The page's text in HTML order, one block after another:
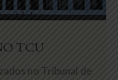
TCU
no Tribunal de